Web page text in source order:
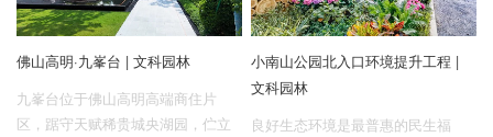
佛山高明·九峯台 | 文科园林
九峯台位于佛山高明高端商住片
区，踞守天赋稀贵城央湖园，伫立
小南山公园北入口环境提升工程 |
文科园林
良好生态环境是最普惠的民生福